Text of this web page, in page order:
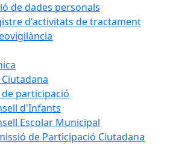
de dades personals
d'activitats de tractament
participació
d'Infants
Escolar Municipal
de Participació Ciutadana